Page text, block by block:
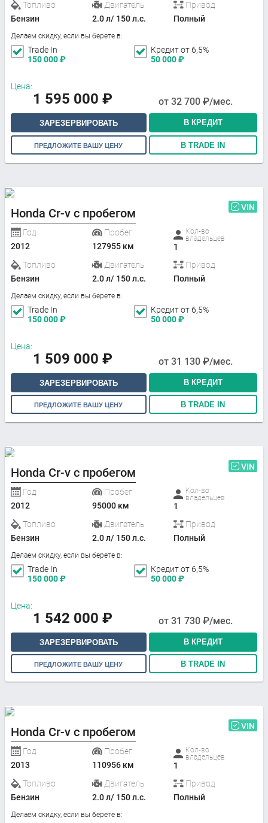
Топливо
Бензин
Двигатель
2.0 л/ 150 л.с.
Привод
Полный
Делаем скидку, если вы берете в:
Trade In
150 000₽
Кредит от 6,5%
50 000₽
Цена:
1 595 000 ₽ от 32 700 ₽/мес.
ЗАРЕЗЕРВИРОВАТЬ В КРЕДИТ
ПРЕДЛОЖИТЕ ВАШУ ЦЕНУ В TRADE IN
Honda Cr-v с пробегом VIN
Год
2012
Пробег
127955 км
Кол-во
владельцев
1
Топливо
Бензин
Двигатель
2.0 л/ 150 л.с.
Привод
Полный
Делаем скидку, если вы берете в:
Trade In
150 000₽
Кредит от 6,5%
50 000₽
Цена:
1 509 000 ₽ от 31 130 ₽/мес.
ЗАРЕЗЕРВИРОВАТЬ В КРЕДИТ
ПРЕДЛОЖИТЕ ВАШУ ЦЕНУ В TRADE IN
Honda Cr-v с пробегом VIN
Год
2012
Пробег
95000 км
Кол-во
владельцев
1
Топливо
Бензин
Двигатель
2.0 л/ 150 л.с.
Привод
Полный
Делаем скидку, если вы берете в:
Trade In
150 000₽
Кредит от 6,5%
50 000₽
Цена:
1 542 000 ₽ от 31 730 ₽/мес.
ЗАРЕЗЕРВИРОВАТЬ В КРЕДИТ
ПРЕДЛОЖИТЕ ВАШУ ЦЕНУ В TRADE IN
Honda Cr-v с пробегом VIN
Год
2013
Пробег
110956 км
Кол-во
владельцев
1
Топливо
Бензин
Двигатель
2.0 л/ 150 л.с.
Привод
Полный
Делаем скидку, если вы берете в: